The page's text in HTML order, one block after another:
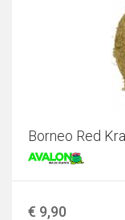
Borneo Red
€ 9,90